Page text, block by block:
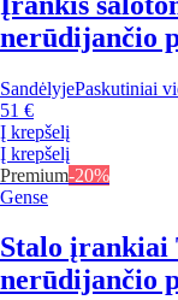
nerūdijančio
SandėlyjePaskutiniai
51 €
Į krepšelį
Į krepšelį
Premium-20%
Gense
Stalo įrankiai
nerūdijančio